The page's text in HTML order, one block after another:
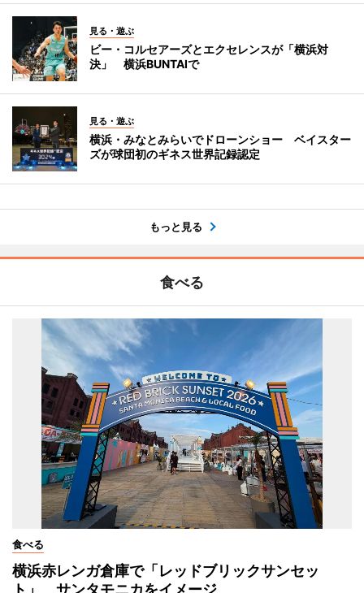
見る・遊ぶ
ビー・コルセアーズとエクセレンスが「横浜対
決」 横浜BUNTAIで
見る・遊ぶ
横浜・みなとみらいでドローンショー ベイスター
ズが球団初のギネス世界記録認定
もっと見る
食べる
食べる
横浜赤レンガ倉庫で「レッドブリックサンセッ